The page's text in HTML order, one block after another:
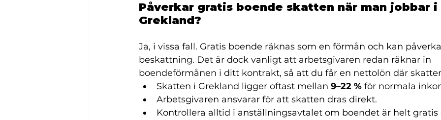
Påverkar gratis boende skatten när man jobbar i
Grekland?
Ja, i vissa fall. Gratis boende räknas som en förmån och kan
beskattning. Det är dock vanligt att arbetsgivaren redan räknar in
boendeförmånen i ditt kontrakt, så att du får en nettolön där
Skatten i Grekland ligger oftast mellan 9–22 % för normala
Arbetsgivaren ansvarar för att skatten dras direkt.
Kontrollera alltid i anställningsavtalet om boendet är helt gratis